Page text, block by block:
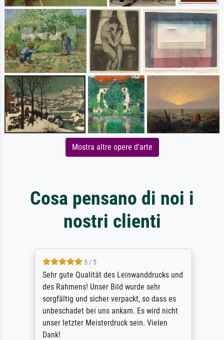
Mostra altre opere d'arte
Cosa pensano di noi i
nostri clienti
5 / 5
Sehr gute Qualität des Leinwanddrucks und
des Rahmens! Unser Bild wurde sehr
sorgfältig und sicher verpackt, so dass es
unbeschadet bei uns ankam. Es wird nicht
unser letzter Meisterdruck sein. Vielen
Dank!